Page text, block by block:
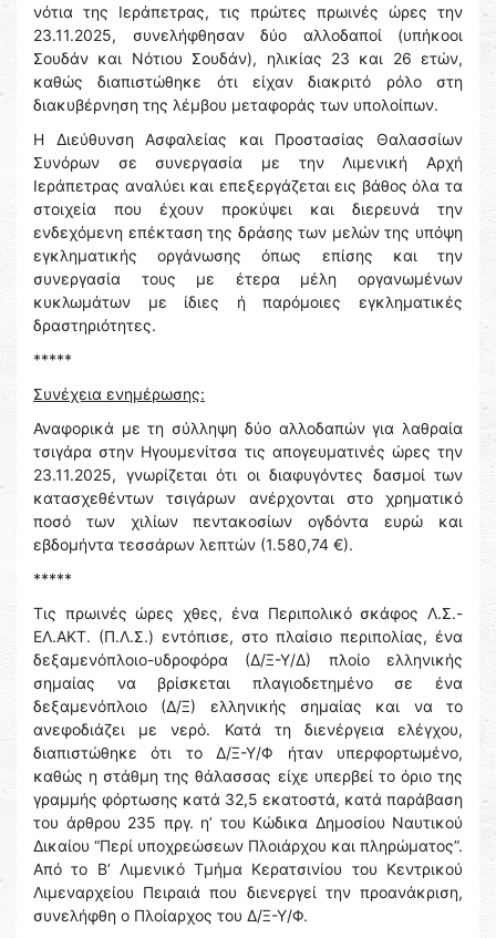
νότια της Ιεράπετρας, τις πρώτες πρωινές ώρες την
23.11.2025, συνελήφθησαν δύο αλλοδαποί (υπήκοοι
Σουδάν και Νότιου Σουδάν), ηλικίας 23 και 26 ετών,
καθώς διαπιστώθηκε ότι είχαν διακριτό ρόλο στη
διακυβέρνηση της λέμβου μεταφοράς των υπολοίπων.
Η Διεύθυνση Ασφαλείας και Προστασίας Θαλασσίων
Συνόρων σε συνεργασία με την Λιμενική Αρχή
Ιεράπετρας αναλύει και επεξεργάζεται εις βάθος όλα τα
στοιχεία που έχουν προκύψει και διερευνά την
ενδεχόμενη επέκταση της δράσης των μελών της υπόψη
εγκληματικής οργάνωσης όπως επίσης και την
συνεργασία τους με έτερα μέλη οργανωμένων
κυκλωμάτων με ίδιες ή παρόμοιες εγκληματικές
δραστηριότητες.
*****
Συνέχεια ενημέρωσης:
Αναφορικά με τη σύλληψη δύο αλλοδαπών για λαθραία
τσιγάρα στην Ηγουμενίτσα τις απογευματινές ώρες την
23.11.2025, γνωρίζεται ότι οι διαφυγόντες δασμοί των
κατασχεθέντων τσιγάρων ανέρχονται στο χρηματικό
ποσό των χιλίων πεντακοσίων ογδόντα ευρώ και
εβδομήντα τεσσάρων λεπτών (1.580,74 €).
*****
Τις πρωινές ώρες χθες, ένα Περιπολικό σκάφος Λ.Σ.-
ΕΛ.ΑΚΤ. (Π.Λ.Σ.) εντόπισε, στο πλαίσιο περιπολίας, ένα
δεξαμενόπλοιο-υδροφόρα (Δ/Ξ-Υ/Δ) πλοίο ελληνικής
σημαίας να βρίσκεται πλαγιοδετημένο σε ένα
δεξαμενόπλοιο (Δ/Ξ) ελληνικής σημαίας και να το
ανεφοδιάζει με νερό. Κατά τη διενέργεια ελέγχου,
διαπιστώθηκε ότι το Δ/Ξ-Υ/Φ ήταν υπερφορτωμένο,
καθώς η στάθμη της θάλασσας είχε υπερβεί το όριο της
γραμμής φόρτωσης κατά 32,5 εκατοστά, κατά παράβαση
του άρθρου 235 πργ. η’ του Κώδικα Δημοσίου Ναυτικού
Δικαίου “Περί υποχρεώσεων Πλοιάρχου και πληρώματος”.
Από το Β’ Λιμενικό Τμήμα Κερατσινίου του Κεντρικού
Λιμεναρχείου Πειραιά που διενεργεί την προανάκριση,
συνελήφθη ο Πλοίαρχος του Δ/Ξ-Υ/Φ.